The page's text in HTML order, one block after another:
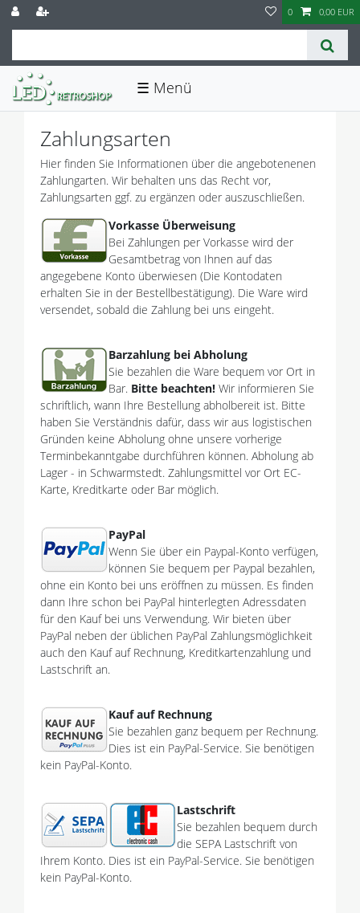
0 0,00 EUR
☰
Zahlungsarten
Hier finden Sie Informationen über die angebotenenen
Zahlungarten. Wir behalten uns das Recht vor,
Zahlungsarten ggf. zu ergänzen oder auszuschließen.
Vorkasse Überweisung
Bei Zahlungen per Vorkasse wird der
Gesamtbetrag von Ihnen auf das
angegebene Konto überwiesen (Die Kontodaten
erhalten Sie in der Bestellbestätigung). Die Ware wird
versendet, sobald die Zahlung bei uns eingeht.
Barzahlung bei Abholung
Sie bezahlen die Ware bequem vor Ort in
Bar. Bitte beachten! Wir informieren Sie
schriftlich, wann Ihre Bestellung abholbereit ist. Bitte
haben Sie Verständnis dafür, dass wir aus logistischen
Gründen keine Abholung ohne unsere vorherige
Terminbekanntgabe durchführen können. Abholung ab
Lager - in Schwarmstedt. Zahlungsmittel vor Ort EC-
Karte, Kreditkarte oder Bar möglich.
PayPal
Wenn Sie über ein Paypal-Konto verfügen,
können Sie bequem per Paypal bezahlen,
ohne ein Konto bei uns eröffnen zu müssen. Es finden
dann Ihre schon bei PayPal hinterlegten Adressdaten
für den Kauf bei uns Verwendung. Wir bieten über
PayPal neben der üblichen PayPal Zahlungsmöglichkeit
auch den Kauf auf Rechnung, Kreditkartenzahlung und
Lastschrift an.
Kauf auf Rechnung
Sie bezahlen ganz bequem per Rechnung.
Dies ist ein PayPal-Service. Sie benötigen
kein PayPal-Konto.
Lastschrift
Sie bezahlen bequem durch
die SEPA Lastschrift von
Ihrem Konto. Dies ist ein PayPal-Service. Sie benötigen
kein PayPal-Konto.